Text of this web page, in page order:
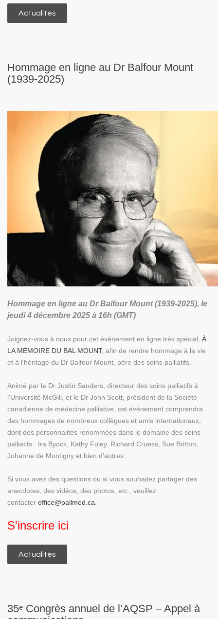
Actualités
Hommage en ligne au Dr Balfour Mount
(1939-2025)
Hommage en ligne au Dr Balfour Mount (1939-2025), le
jeudi 4 décembre 2025 à 16h (GMT)
Joignez-vous à nous pour cet événement en ligne très spécial, À
LA MÉMOIRE DU BAL MOUNT, afin de rendre hommage à la vie
et à l'héritage du Dr Balfour Mount, père des soins palliatifs.
Animé par le Dr Justin Sanders, directeur des soins palliatifs à
l'Université McGill, et le Dr John Scott, président de la Société
canadienne de médecine palliative, cet événement comprendra
des hommages de nombreux collègues et amis internationaux,
dont des personnalités renommées dans le domaine des soins
palliatifs : Ira Byock, Kathy Foley, Richard Cruess, Sue Britton,
Johanne de Montigny et bien d'autres.
Si vous avez des questions ou si vous souhaitez partager des
anecdotes, des vidéos, des photos, etc., veuillez
contacter office@pallmed.ca
S'inscrire ici
Actualités
35ᵉ Congrès annuel de l’AQSP – Appel à